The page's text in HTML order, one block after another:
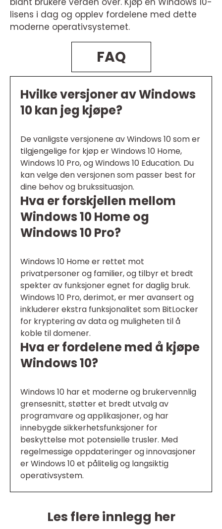
lisens i dag og opplev fordelene med dette
moderne operativsystemet.
FAQ
Hvilke versjoner av Windows
10 kan jeg kjøpe?
De vanligste versjonene av Windows 10 som er
tilgjengelige for kjøp er Windows 10 Home,
Windows 10 Pro, og Windows 10 Education. Du
kan velge den versjonen som passer best for
dine behov og brukssituasjon.
Hva er forskjellen mellom
Windows 10 Home og
Windows 10 Pro?
Windows 10 Home er rettet mot
privatpersoner og familier, og tilbyr et bredt
spekter av funksjoner egnet for daglig bruk.
Windows 10 Pro, derimot, er mer avansert og
inkluderer ekstra funksjonalitet som BitLocker
for kryptering av data og muligheten til å
koble til domener.
Hva er fordelene med å kjøpe
Windows 10?
Windows 10 har et moderne og brukervennlig
grensesnitt, støtter et bredt utvalg av
programvare og applikasjoner, og har
innebygde sikkerhetsfunksjoner for
beskyttelse mot potensielle trusler. Med
regelmessige oppdateringer og innovasjoner
er Windows 10 et pålitelig og langsiktig
operativsystem.
Les flere innlegg her